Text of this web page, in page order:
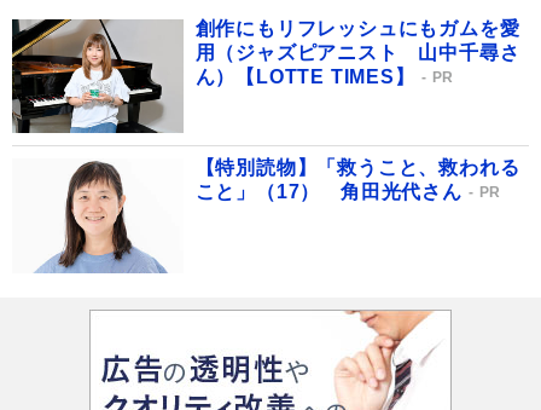
創作にもリフレッシュにもガムを愛
用（ジャズピアニスト 山中千尋さ
ん）【LOTTE TIMES】
PR
【特別読物】「救うこと、救われる
こと」（17） 角田光代さん
PR